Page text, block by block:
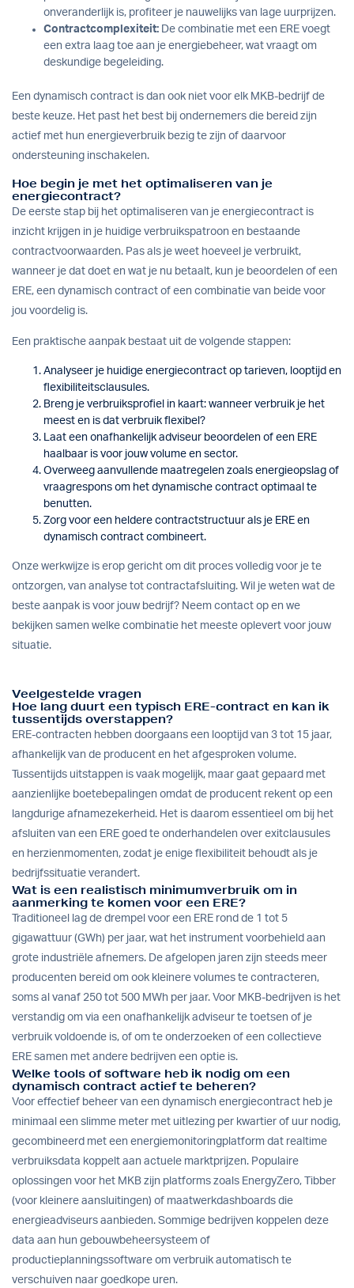
onveranderlijk is, profiteer je nauwelijks van lage uurprijzen.
Contractcomplexiteit: De combinatie met een ERE voegt
een extra laag toe aan je energiebeheer, wat vraagt om
deskundige begeleiding.
Een dynamisch contract is dan ook niet voor elk MKB-bedrijf de
beste keuze. Het past het best bij ondernemers die bereid zijn
actief met hun energieverbruik bezig te zijn of daarvoor
ondersteuning inschakelen.
Hoe begin je met het optimaliseren van je
energiecontract?
De eerste stap bij het optimaliseren van je energiecontract is
inzicht krijgen in je huidige verbruikspatroon en bestaande
contractvoorwaarden. Pas als je weet hoeveel je verbruikt,
wanneer je dat doet en wat je nu betaalt, kun je beoordelen of een
ERE, een dynamisch contract of een combinatie van beide voor
jou voordelig is.
Een praktische aanpak bestaat uit de volgende stappen:
Analyseer je huidige energiecontract op tarieven, looptijd en
flexibiliteitsclausules.
Breng je verbruiksprofiel in kaart: wanneer verbruik je het
meest en is dat verbruik flexibel?
Laat een onafhankelijk adviseur beoordelen of een ERE
haalbaar is voor jouw volume en sector.
Overweeg aanvullende maatregelen zoals energieopslag of
vraagrespons om het dynamische contract optimaal te
benutten.
Zorg voor een heldere contractstructuur als je ERE en
dynamisch contract combineert.
Onze werkwijze is erop gericht om dit proces volledig voor je te
ontzorgen, van analyse tot contractafsluiting. Wil je weten wat de
beste aanpak is voor jouw bedrijf? Neem contact op en we
bekijken samen welke combinatie het meeste oplevert voor jouw
situatie.
Veelgestelde vragen
Hoe lang duurt een typisch ERE-contract en kan ik
tussentijds overstappen?
ERE-contracten hebben doorgaans een looptijd van 3 tot 15 jaar,
afhankelijk van de producent en het afgesproken volume.
Tussentijds uitstappen is vaak mogelijk, maar gaat gepaard met
aanzienlijke boetebepalingen omdat de producent rekent op een
langdurige afnamezekerheid. Het is daarom essentieel om bij het
afsluiten van een ERE goed te onderhandelen over exitclausules
en herzienmomenten, zodat je enige flexibiliteit behoudt als je
bedrijfssituatie verandert.
Wat is een realistisch minimumverbruik om in
aanmerking te komen voor een ERE?
Traditioneel lag de drempel voor een ERE rond de 1 tot 5
gigawattuur (GWh) per jaar, wat het instrument voorbehield aan
grote industriële afnemers. De afgelopen jaren zijn steeds meer
producenten bereid om ook kleinere volumes te contracteren,
soms al vanaf 250 tot 500 MWh per jaar. Voor MKB-bedrijven is het
verstandig om via een onafhankelijk adviseur te toetsen of je
verbruik voldoende is, of om te onderzoeken of een collectieve
ERE samen met andere bedrijven een optie is.
Welke tools of software heb ik nodig om een
dynamisch contract actief te beheren?
Voor effectief beheer van een dynamisch energiecontract heb je
minimaal een slimme meter met uitlezing per kwartier of uur nodig,
gecombineerd met een energiemonitoringplatform dat realtime
verbruiksdata koppelt aan actuele marktprijzen. Populaire
oplossingen voor het MKB zijn platforms zoals EnergyZero, Tibber
(voor kleinere aansluitingen) of maatwerkdashboards die
energieadviseurs aanbieden. Sommige bedrijven koppelen deze
data aan hun gebouwbeheersysteem of
productieplanningssoftware om verbruik automatisch te
verschuiven naar goedkope uren.